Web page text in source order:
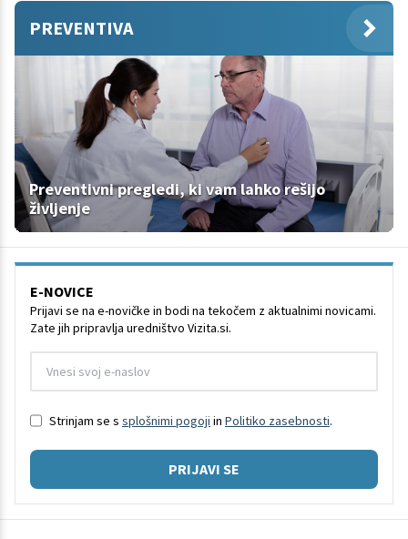
PREVENTIVA
Preventivni pregledi, ki vam lahko rešijo
življenje
E-NOVICE
Prijavi se na e-novičke in bodi na tekočem z aktualnimi novicami.
Zate jih pripravlja uredništvo Vizita.si.
Strinjam se s splošnimi pogoji in Politiko zasebnosti.
PRIJAVI SE